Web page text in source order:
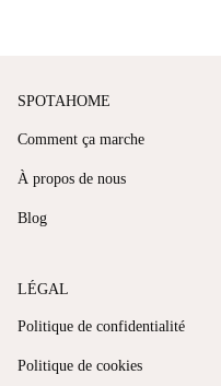
SPOTAHOME
Comment ça marche
À propos de nous
Blog
LÉGAL
Politique de confidentialité
Politique de cookies